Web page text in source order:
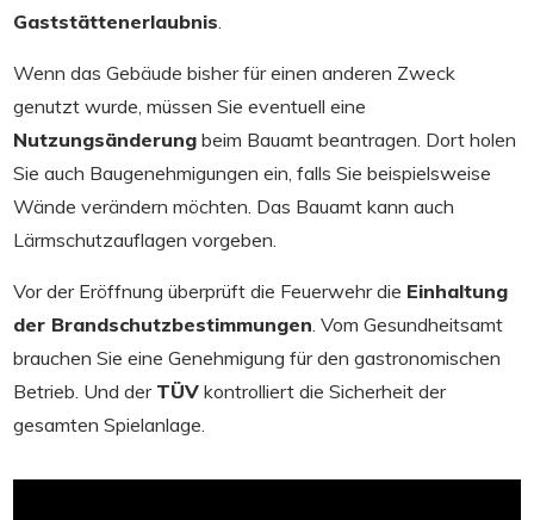
Gaststättenerlaubnis.
Wenn das Gebäude bisher für einen anderen Zweck
genutzt wurde, müssen Sie eventuell eine
Nutzungsänderung beim Bauamt beantragen. Dort holen
Sie auch Baugenehmigungen ein, falls Sie beispielsweise
Wände verändern möchten. Das Bauamt kann auch
Lärmschutzauflagen vorgeben.
Vor der Eröffnung überprüft die Feuerwehr die Einhaltung
der Brandschutzbestimmungen. Vom Gesundheitsamt
brauchen Sie eine Genehmigung für den gastronomischen
Betrieb. Und der TÜV kontrolliert die Sicherheit der
gesamten Spielanlage.